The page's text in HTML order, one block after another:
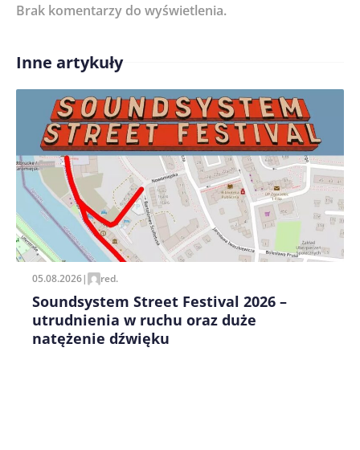
Treść komentarza*
Imię/ Nick*
Zapamiętaj moje dane w tej przeglądarce podczas
pisania kolejnych komentarzy.
Brak komentarzy do wyświetlenia.
Inne artykuły
05.08.2026| red.
Soundsystem Street Festival 2026 –
utrudnienia w ruchu oraz duże
natężenie dźwięku